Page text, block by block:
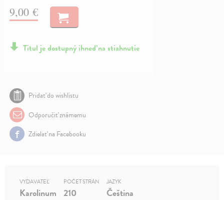
9,00 €
Titul je dostupný ihneď na stiahnutie
Pridať do wishlistu
Odporučiť známemu
Zdielať na Facebooku
VYDAVATEĽ
Karolinum
POČET STRÁN
210
JAZYK
Čeština